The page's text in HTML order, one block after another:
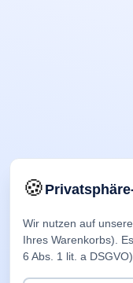
🍪
Wir nutzen auf
Ihres Warenkorbs).
6 Abs. 1 lit. a